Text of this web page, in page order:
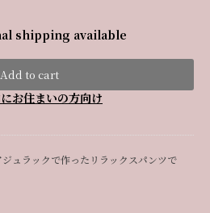
shipping available
Add to cart
お住まいの方向け
ュラックで作ったリラックスパンツで